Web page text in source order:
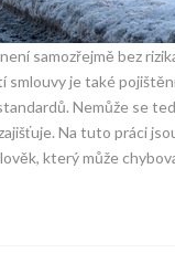
samozřejmě bez
smlouvy je také
Nemůže se
Na tuto práci
který může